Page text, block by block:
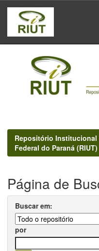
Skip
navigation
Repositório
Federal do Paraná (RIUT)
Página de
Buscar em:
por